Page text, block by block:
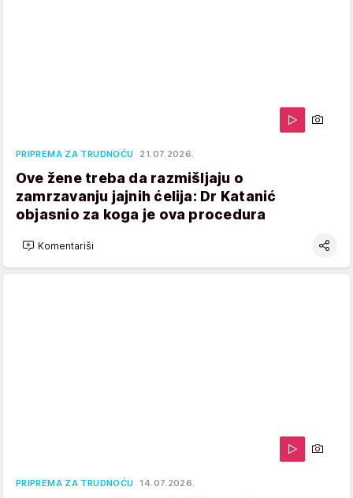
PRIPREMA ZA TRUDNOĆU 21.07.2026.
Ove žene treba da razmišljaju o
zamrzavanju jajnih ćelija: Dr Katanić
objasnio za koga je ova procedura
Komentariši
PRIPREMA ZA TRUDNOĆU 14.07.2026.